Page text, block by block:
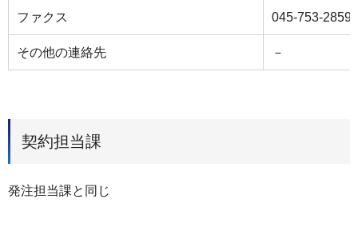
ファクス 045-753-2859
その他の連絡先 －
契約担当課
発注担当課と同じ